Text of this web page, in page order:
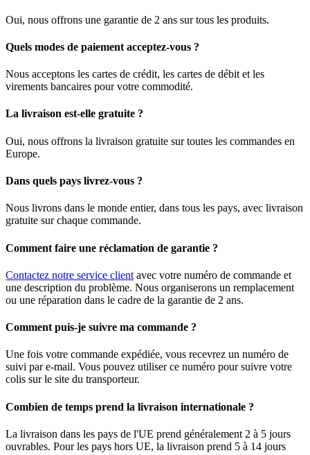
Oui, nous offrons une garantie de 2 ans sur tous les produits.
Quels modes de paiement acceptez-vous ?
Nous acceptons les cartes de crédit, les cartes de débit et les
virements bancaires pour votre commodité.
La livraison est-elle gratuite ?
Oui, nous offrons la livraison gratuite sur toutes les commandes en
Europe.
Dans quels pays livrez-vous ?
Nous livrons dans le monde entier, dans tous les pays, avec livraison
gratuite sur chaque commande.
Comment faire une réclamation de garantie ?
Contactez notre service client avec votre numéro de commande et
une description du problème. Nous organiserons un remplacement
ou une réparation dans le cadre de la garantie de 2 ans.
Comment puis-je suivre ma commande ?
Une fois votre commande expédiée, vous recevrez un numéro de
suivi par e-mail. Vous pouvez utiliser ce numéro pour suivre votre
colis sur le site du transporteur.
Combien de temps prend la livraison internationale ?
La livraison dans les pays de l'UE prend généralement 2 à 5 jours
ouvrables. Pour les pays hors UE, la livraison prend 5 à 14 jours